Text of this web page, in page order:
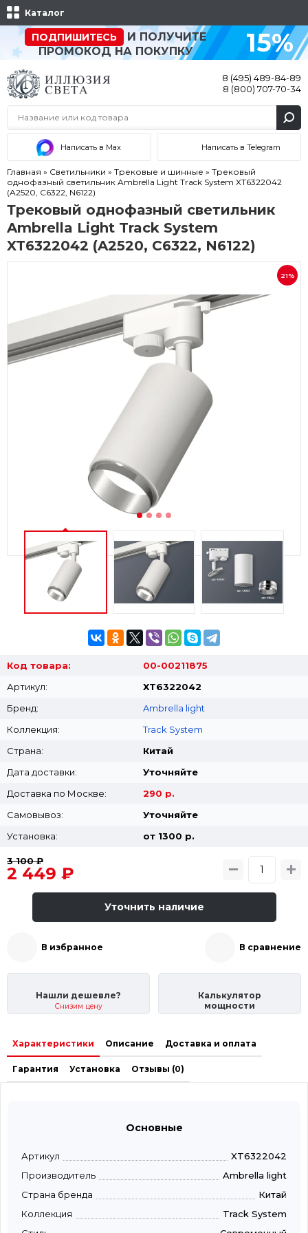
Каталог
ПОДПИШИТЕСЬ
И ПОЛУЧИТЕ
ПРОМОКОД НА ПОКУПКУ
15%
8 (495) 489-84-89
8 (800) 707-70-34
Написать в Max Написать в Telegram
Главная » Светильники » Трековые и шинные » Трековый
однофазный светильник Ambrella Light Track System XT6322042
(A2520, C6322, N6122)
Трековый однофазный светильник
Ambrella Light Track System
XT6322042 (A2520, C6322, N6122)
21%
Код товара:
00-00211875
Артикул:
XT6322042
Бренд:
Ambrella light
Коллекция:
Track System
Страна:
Китай
Дата доставки:
Уточняйте
Доставка по Москве:
290 р.
Самовывоз:
Уточняйте
Установка:
от 1300 p.
3 100 ₽
2 449 ₽
Уточнить наличие
В избранное В сравнение
Нашли дешевле?
Снизим цену
Калькулятор
мощности
Характеристики Описание Доставка и оплата
Гарантия Установка Отзывы (0)
Основные
Артикул
XT6322042
Производитель
Ambrella light
Страна бренда
Китай
Коллекция
Track System